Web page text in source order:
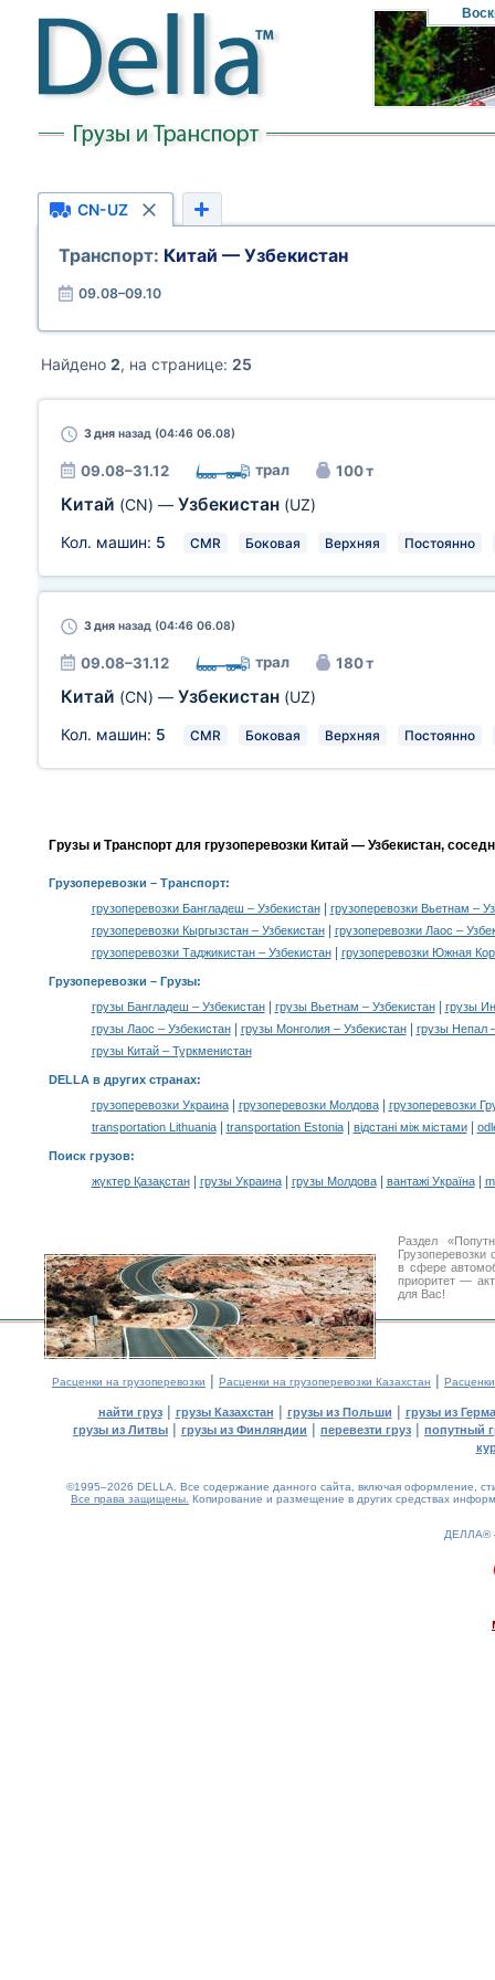
CN-UZ
Транспорт: Китай — Узбекистан
09.08–09.10
Найдено 2, на странице: 25
3 дня назад (04:46 06.08)
09.08–31.12 трал 100 т
Китай (CN) — Узбекистан (UZ)
Кол. машин: 5 CMR Боковая Верхняя Постоянно
3 дня назад (04:46 06.08)
09.08–31.12 трал 180 т
Китай (CN) — Узбекистан (UZ)
Кол. машин: 5 CMR Боковая Верхняя Постоянно
Грузы и Транспорт для грузоперевозки Китай — Узбекистан,
Грузоперевозки – Транспорт:
грузоперевозки Бангладеш – Узбекистан|
грузоперевозки Вьетнам –
грузоперевозки Кыргызстан – Узбекистан|
грузоперевозки Лаос –
грузоперевозки Таджикистан – Узбекистан| грузоперевозки Южная
Грузоперевозки – Грузы:
грузы Бангладеш – Узбекистан| грузы Вьетнам – Узбекистан|
грузы
грузы Лаос – Узбекистан| грузы Монголия – Узбекистан|
грузы Непал
грузы Китай – Туркменистан
DELLA в других странах:
грузоперевозки Украина| грузоперевозки Молдова|
грузоперевозки
transportation Lithuania| transportation Estonia| відстані між містами|
Поиск грузов:
жүктер Қазақстан| грузы Украина| грузы Молдова| вантажі Україна|
Раздел
в сфере
приоритет —
для Вас!
Расценки на грузоперевозки | Расценки на грузоперевозки Казахстан |
найти груз| грузы Казахстан | грузы из Польши | грузы из
грузы из Литвы | грузы из Финляндии | перевезти груз | попутный
©1995–2026 DELLA. Все содержание данного сайта, включая оформление,
Все права защищены. Копирование и размещение в других средствах